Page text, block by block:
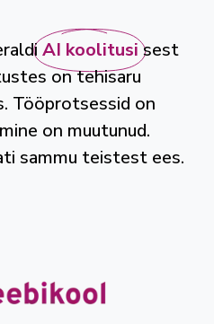
AI koolitusi sest
on tehisaru
Tööprotsessid on
on muutunud.
sammu teistest ees.